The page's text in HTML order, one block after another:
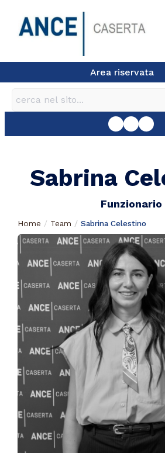
Area riservata
Sabrina
Funzionario
Home Team Sabrina Celestino